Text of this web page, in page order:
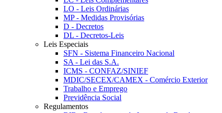
LO - Leis Ordinárias
MP - Medidas Provisórias
D - Decretos
DL - Decretos-Leis
Leis Especiais
SFN - Sistema Financeiro Nacional
SA - Lei das S.A.
ICMS - CONFAZ/SINIEF
MDIC/SECEX/CAMEX - Comércio Exterior
Trabalho e Emprego
Previdência Social
Regulamentos